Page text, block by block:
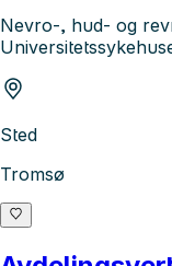
Nevro-, hud- og
Sted
Tromsø